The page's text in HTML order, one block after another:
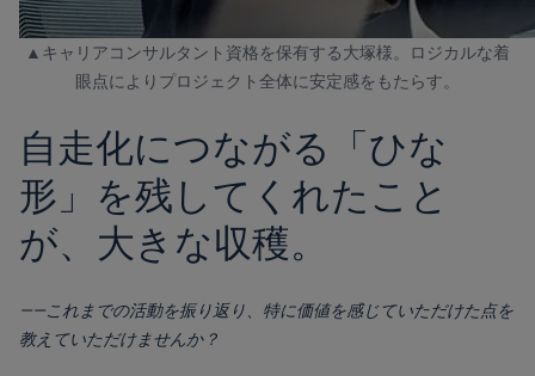
▲キャリアコンサルタント資格を保有する大塚様。ロジカルな着
眼点によりプロジェクト全体に安定感をもたらす。
自走化につながる「ひな
形」を残してくれたこと
が、大きな収穫。
――これまでの活動を振り返り、特に価値を感じていただけた点を
教えていただけませんか？